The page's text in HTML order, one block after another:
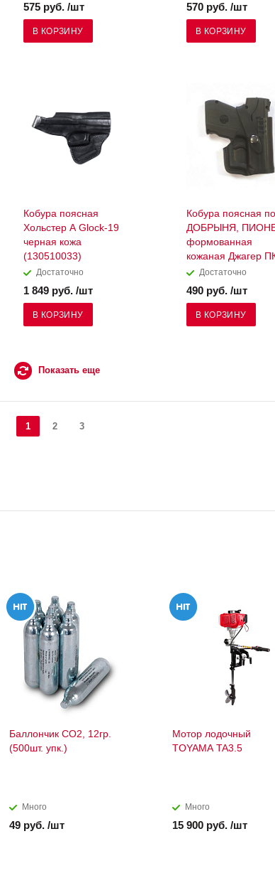
575 руб. /шт
В КОРЗИНУ
570 руб. /шт
В КОРЗИНУ
Кобура поясная
Хольстер A Glock-19
черная кожа
(130510033)
Достаточно
1 849 руб. /шт
В КОРЗИНУ
Кобура поясная
ДОБРЫНЯ,
формованная
кожаная Джагер
Достаточно
490 руб. /шт
В КОРЗИНУ
Показать еще
1 2 3
Баллончик СО2, 12гр.
(500шт. упк.)
Много
49 руб. /шт
Мотор лодочный
TOYAMA TA3.5
Много
15 900 руб. /шт